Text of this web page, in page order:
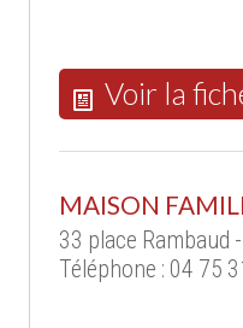
Voir la
MAISON
33 place Rambaud
Téléphone : 04 75